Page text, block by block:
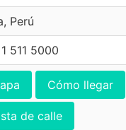
Perú
511 5000
Cómo llegar
de calle